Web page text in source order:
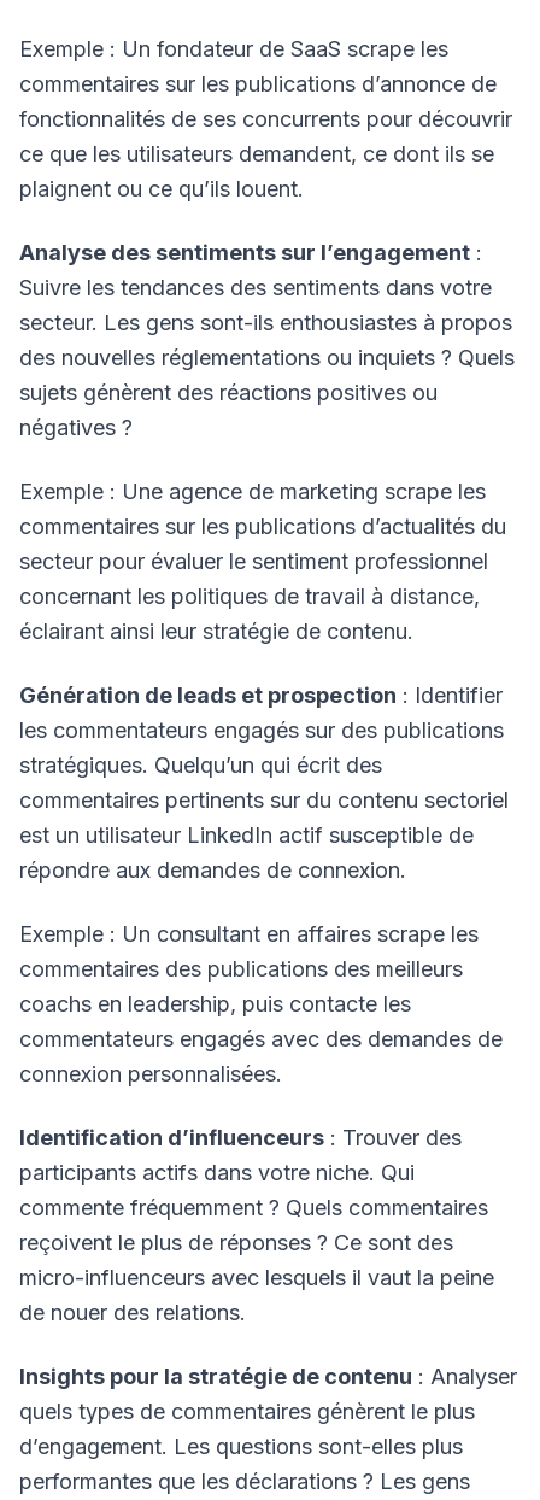
Exemple : Un fondateur de SaaS scrape les
commentaires sur les publications d’annonce de
fonctionnalités de ses concurrents pour découvrir
ce que les utilisateurs demandent, ce dont ils se
plaignent ou ce qu’ils louent.
Analyse des sentiments sur l’engagement :
Suivre les tendances des sentiments dans votre
secteur. Les gens sont-ils enthousiastes à propos
des nouvelles réglementations ou inquiets ? Quels
sujets génèrent des réactions positives ou
négatives ?
Exemple : Une agence de marketing scrape les
commentaires sur les publications d’actualités du
secteur pour évaluer le sentiment professionnel
concernant les politiques de travail à distance,
éclairant ainsi leur stratégie de contenu.
Génération de leads et prospection : Identifier
les commentateurs engagés sur des publications
stratégiques. Quelqu’un qui écrit des
commentaires pertinents sur du contenu sectoriel
est un utilisateur LinkedIn actif susceptible de
répondre aux demandes de connexion.
Exemple : Un consultant en affaires scrape les
commentaires des publications des meilleurs
coachs en leadership, puis contacte les
commentateurs engagés avec des demandes de
connexion personnalisées.
Identification d’influenceurs : Trouver des
participants actifs dans votre niche. Qui
commente fréquemment ? Quels commentaires
reçoivent le plus de réponses ? Ce sont des
micro-influenceurs avec lesquels il vaut la peine
de nouer des relations.
Insights pour la stratégie de contenu : Analyser
quels types de commentaires génèrent le plus
d’engagement. Les questions sont-elles plus
performantes que les déclarations ? Les gens